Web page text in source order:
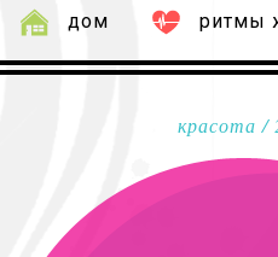
дом ритмы
красота /